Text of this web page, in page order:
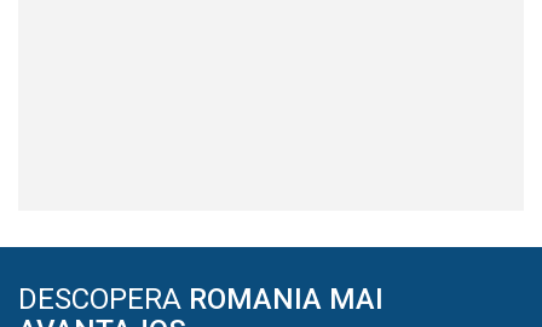
DESCOPERA ROMANIA MAI